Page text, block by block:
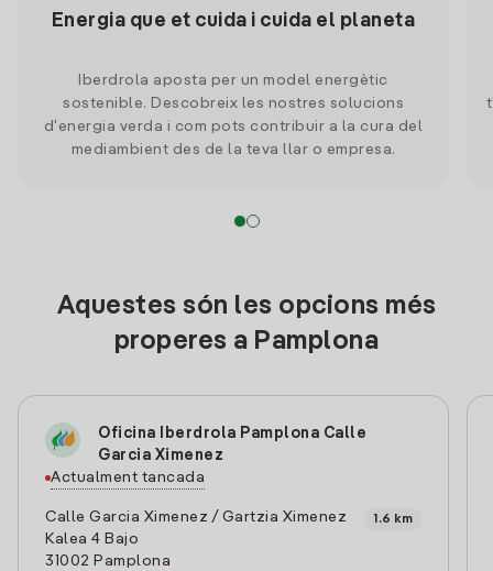
Energia que et cuida i cuida el planeta
Iberdrola aposta per un model energètic
sostenible. Descobreix les nostres solucions
d'energia verda i com pots contribuir a la cura del
mediambient des de la teva llar o empresa.
Aquestes són les opcions més
properes a Pamplona
Oficina Iberdrola Pamplona Calle
Garcia Ximenez
Actualment tancada
Calle Garcia Ximenez / Gartzia Ximenez
Kalea 4 Bajo
31002 Pamplona
1.6 km